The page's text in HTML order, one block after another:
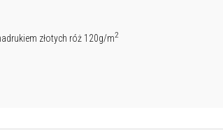
złotych róż 120g/m2